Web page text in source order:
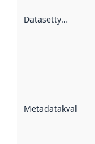
Datasettype
Metadatakvalitet